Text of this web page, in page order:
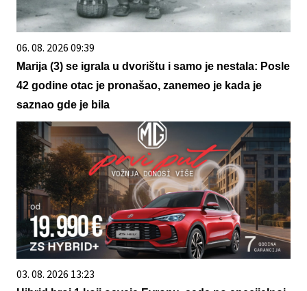
06. 08. 2026 09:39
Marija (3) se igrala u dvorištu i samo je nestala: Posle
42 godine otac je pronašao, zanemeo je kada je
saznao gde je bila
03. 08. 2026 13:23